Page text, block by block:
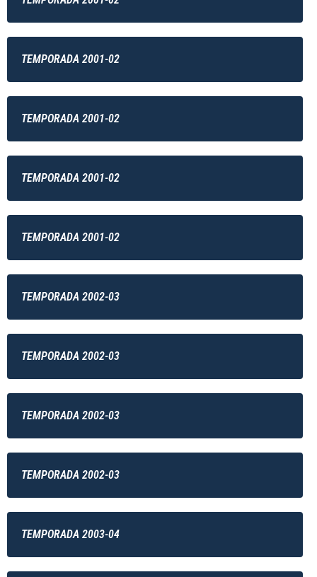
TEMPORADA 2001-02
TEMPORADA 2001-02
TEMPORADA 2001-02
TEMPORADA 2001-02
TEMPORADA 2002-03
TEMPORADA 2002-03
TEMPORADA 2002-03
TEMPORADA 2002-03
TEMPORADA 2003-04